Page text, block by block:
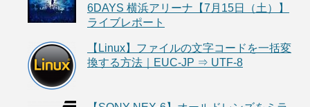
6DAYS 横浜アリーナ【7月15日（土）】
ライブレポート
【Linux】ファイルの文字コードを一括変
換する方法｜EUC-JP ⇒ UTF-8